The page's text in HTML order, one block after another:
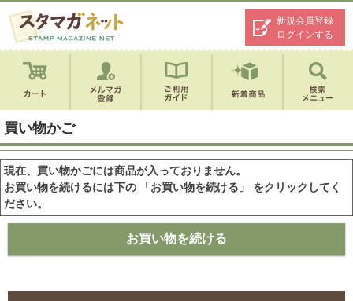
新規会員登録
ログインする
買い物かご
現在、買い物かごには商品が入っておりません。
お買い物を続けるには下の 「お買い物を続ける」 をクリックしてく
ださい。